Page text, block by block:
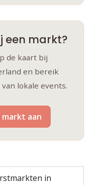
een markt?
de kaart bij
en bereik
lokale events.
markt aan
in